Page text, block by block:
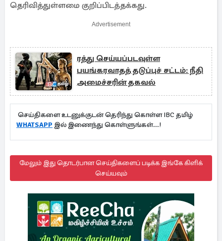
தெரிவித்துள்ளமை குறிப்பிடத்தக்கது.
Advertisement
ரத்து செய்யப்படவுள்ள
பயங்கரவாதத் தடுப்புச் சட்டம்: நீதி
அமைச்சரின் தகவல்
செய்திகளை உடனுக்குடன் தெரிந்து கொள்ள IBC தமிழ்
WHATSAPP இல் இணைந்து கொள்ளுங்கள்...!
மேலும் இது தொடர்பான செய்திகளைப் படிக்க இங்கே கிளிக்
செய்யவும்